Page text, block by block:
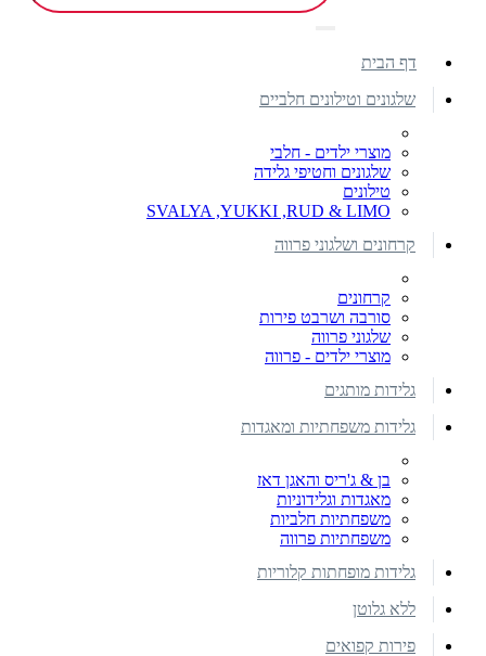
דף הבית
שלגונים וטילונים חלביים
מוצרי ילדים - חלבי
שלגונים וחטיפי גלידה
טילונים
SVALYA ,YUKKI ,RUD & LIMO
קרחונים ושלגוני פרווה
קרחונים
סורבה ושרבט פירות
שלגוני פרווה
מוצרי ילדים - פרווה
גלידות מותגים
גלידות משפחתיות ומאגדות
בן & ג'ריס והאגן דאז
מאגדות וגלידוניות
משפחתיות חלביות
משפחתיות פרווה
גלידות מופחתות קלוריות
ללא גלוטן
פירות קפואים